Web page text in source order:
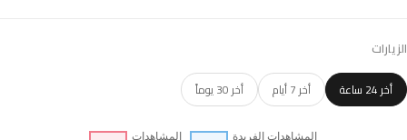
الزيارات
أخر 24 ساعة أخر 7 أيام أخر 30 يوماً